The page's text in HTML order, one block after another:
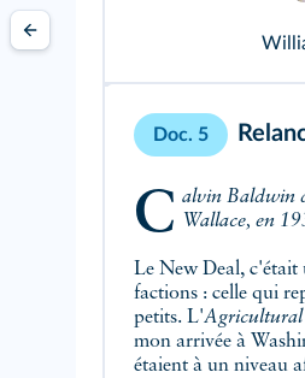
Doc. 5
Calvin Baldwin devient assistant du secrétaire à l'Agriculture, Henry Wallace, en
Le New Deal, c'était
factions : celle qui
petits. L'
mon arrivée à
étaient à un niveau